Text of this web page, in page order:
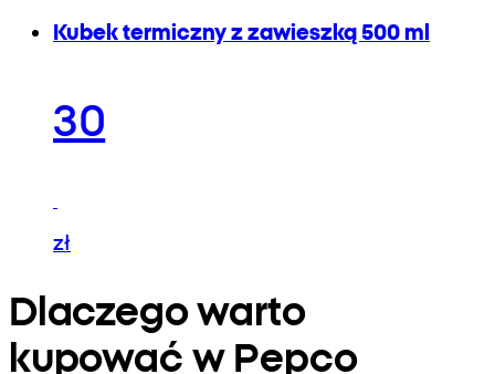
Kubek termiczny z zawieszką 500 ml
30
zł
Dlaczego warto
kupować w Pepco